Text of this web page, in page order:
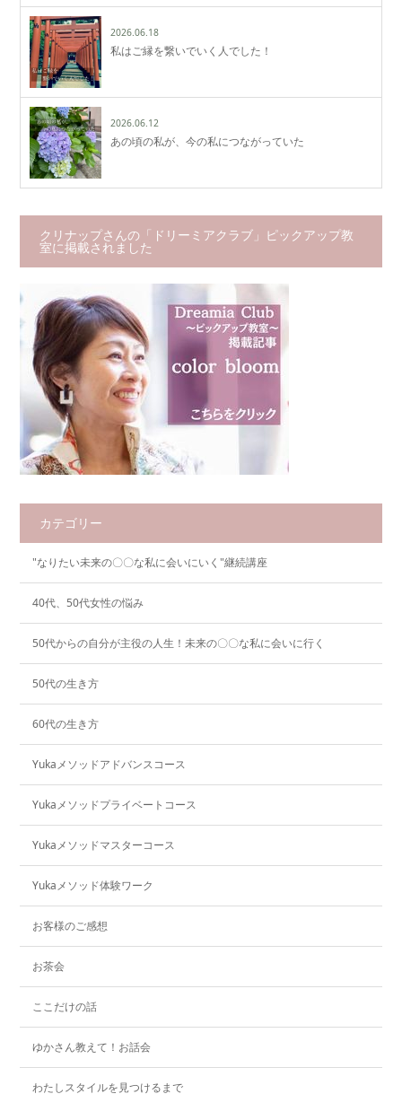
2026.06.18
私はご縁を繋いでいく人でした！
2026.06.12
あの頃の私が、今の私につながっていた
クリナップさんの「ドリーミアクラブ」ピックアップ教
室に掲載されました
カテゴリー
"なりたい未来の〇〇な私に会いにいく"継続講座
40代、50代女性の悩み
50代からの自分が主役の人生！未来の〇〇な私に会いに行く
50代の生き方
60代の生き方
Yukaメソッドアドバンスコース
Yukaメソッドプライベートコース
Yukaメソッドマスターコース
Yukaメソッド体験ワーク
お客様のご感想
お茶会
ここだけの話
ゆかさん教えて！お話会
わたしスタイルを見つけるまで